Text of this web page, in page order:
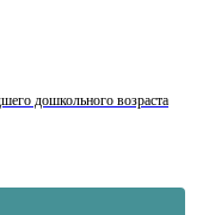
дошкольного возраста